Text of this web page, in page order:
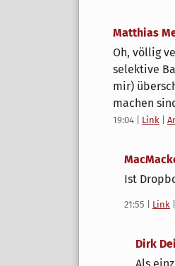
Matthias
Oh, völlig
selektive
mir)
machen
19:04 Link
Ist
21:55 Link
Dirk